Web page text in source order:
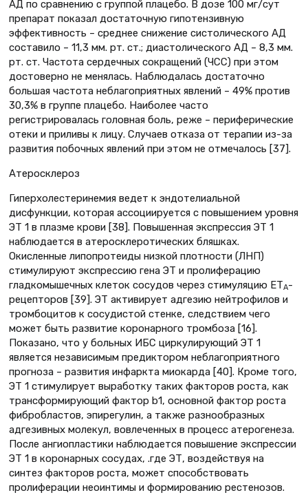
АД по сравнению с группой плацебо. В дозе 100 мг/сут
препарат показал достаточную гипотензивную
эффективность – среднее снижение систолического АД
составило – 11,3 мм. рт. ст.; диастолического АД – 8,3 мм.
рт. ст. Частота сердечных сокращений (ЧСС) при этом
достоверно не менялась. Наблюдалась достаточно
большая частота неблагоприятных явлений – 49% против
30,3% в группе плацебо. Наиболее часто
регистрировалась головная боль, реже – периферические
отеки и приливы к лицу. Случаев отказа от терапии из-за
развития побочных явлений при этом не отмечалось [37].
Атеросклероз
Гиперхолестеринемия ведет к эндотелиальной
дисфункции, которая ассоциируется с повышением уровня
ЭТ 1 в плазме крови [38]. Повышенная экспрессия ЭТ 1
наблюдается в атеросклеротических бляшках.
Окисленные липопротеиды низкой плотности (ЛНП)
стимулируют экспрессию гена ЭТ и пролиферацию
гладкомышечных клеток сосудов через стимуляцию ЕТА-
рецепторов [39]. ЭТ активирует адгезию нейтрофилов и
тромбоцитов к сосудистой стенке, следствием чего
может быть развитие коронарного тромбоза [16].
Показано, что у больных ИБС циркулирующий ЭТ 1
является независимым предиктором неблагоприятного
прогноза – развития инфаркта миокарда [40]. Кроме того,
ЭТ 1 стимулирует выработку таких факторов роста, как
трансформирующий фактор b1, основной фактор роста
фибробластов, эпирегулин, а также разнообразных
адгезивных молекул, вовлеченных в процесс атерогенеза.
После ангиопластики наблюдается повышение экспрессии
ЭТ 1 в коронарных сосудах, .где ЭТ, воздействуя на
синтез факторов роста, может способствовать
пролиферации неоинтимы и формированию рестенозов.